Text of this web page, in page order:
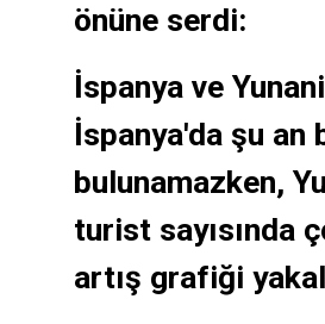
önüne serdi:
İspanya ve
İspanya'da şu an
bulunamazken,
turist sayısında
artış grafiği